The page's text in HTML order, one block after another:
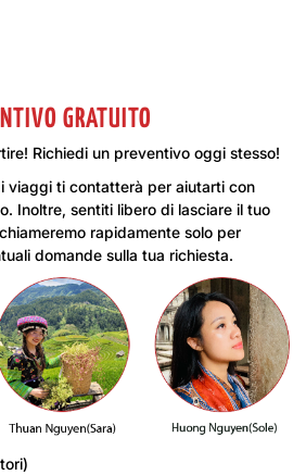
GRATUITO
Richiedi un preventivo oggi stesso!
viaggi ti contatterà per aiutarti con
Inoltre, sentiti libero di lasciare il tuo
rapidamente solo per
domande sulla tua richiesta.